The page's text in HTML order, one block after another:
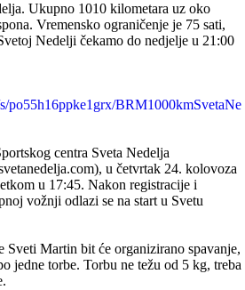
Ukupno 1010 kilometara uz oko
Vremensko ograničenje je 75 sati,
Nedelji čekamo do nedjelje u 21:00
po55h16ppke1grx/BRM1000kmSvetaNe
centra Sveta Nedelja
u četvrtak 24. kolovoza
u 17:45. Nakon registracije i
vožnji odlazi se na start u Svetu
Martin bit će organizirano spavanje,
jedne torbe. Torbu ne težu od 5 kg, treba